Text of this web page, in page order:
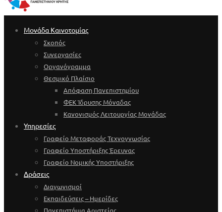
Μονάδα Καινοτομίας
Σκοπός
Συνεργασίες
Οργανόγραμμα
Θεσμικό Πλαίσιο
Απόφαση Πανεπιστημίου
ΦΕΚ Ίδρυσης Μόναδας
Κανονισμός Λειτουργίας Μονάδας
Υπηρεσίες
Γραφείο Μεταφοράς Τεχνογνωσίας
Γραφείο Υποστήριξης Έρευνας
Γραφείο Νομικής Υποστήριξης
Δράσεις
Διαγωνισμοί
Εκπαιδεύσεις – Ημερίδες
Πανεπιστήμια Αριστείας